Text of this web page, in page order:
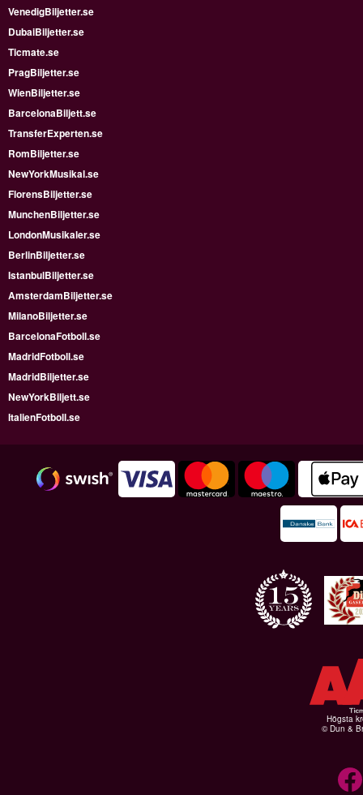
VenedigBiljetter.se
DubaiBiljetter.se
Ticmate.se
PragBiljetter.se
WienBiljetter.se
BarcelonaBiljett.se
TransferExperten.se
RomBiljetter.se
NewYorkMusikal.se
FlorensBiljetter.se
MunchenBiljetter.se
LondonMusikaler.se
BerlinBiljetter.se
IstanbulBiljetter.se
AmsterdamBiljetter.se
MilanoBiljetter.se
BarcelonaFotboll.se
MadridFotboll.se
MadridBiljetter.se
NewYorkBiljett.se
ItalienFotboll.se
Högsta
© Dun &